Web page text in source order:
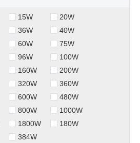
15W
20W
36W
40W
60W
75W
96W
100W
160W
200W
320W
360W
600W
480W
800W
1000W
1800W
180W
384W